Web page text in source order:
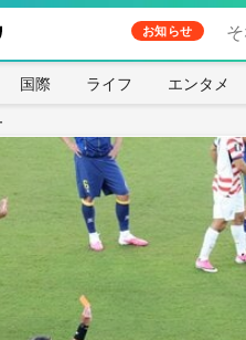
お知らせ
国際 ライフ エンタメ